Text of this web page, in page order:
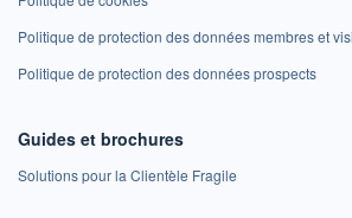
Politique de protection des données membres et
Politique de protection des données prospects
Guides et brochures
Solutions pour la Clientèle Fragile